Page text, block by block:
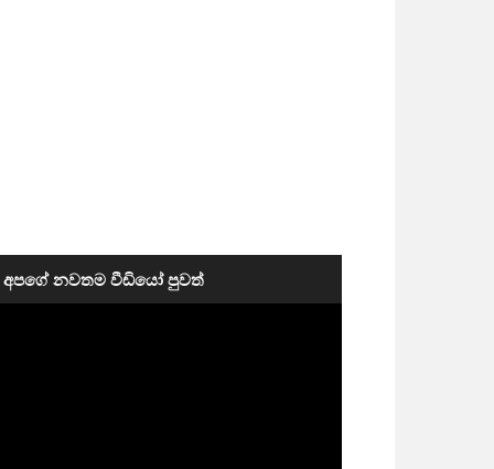
අපගේ නවතම වීඩියෝ පුවත්